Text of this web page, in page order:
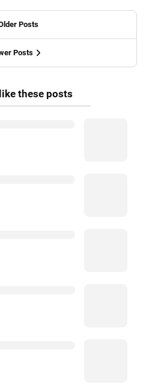
Posts
Posts
these posts